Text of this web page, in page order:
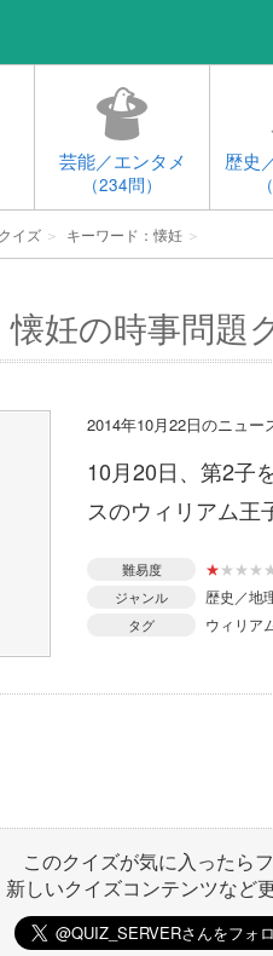
芸能／エンタメ
（234問）
歴史
イズ ＞ キーワード：懐妊 ＞
懐妊の時事問題
2014年10月22日のニュ
10月20日、第2子
スのウィリアム王
難易度 ★★ ★ ★
ジャンル 歴史／地
タグ ウィリア
このクイズが気に入ったら
新しいクイズコンテンツなど